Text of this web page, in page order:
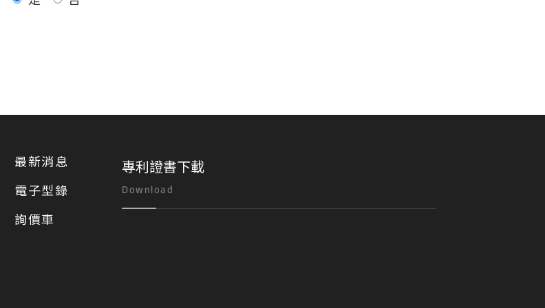
最新消息
電子型錄
詢價車
專利證書下載
Download